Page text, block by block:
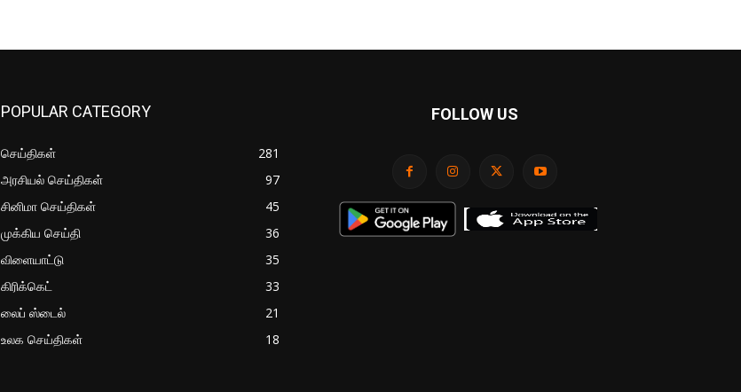
POPULAR CATEGORY
செய்திகள்
281
அரசியல் செய்திகள்
97
சினிமா செய்திகள்
45
முக்கிய செய்தி
36
விளையாட்டு
35
கிரிக்கெட்
33
லைப் ஸ்டைல்
21
உலக செய்திகள்
18
FOLLOW US